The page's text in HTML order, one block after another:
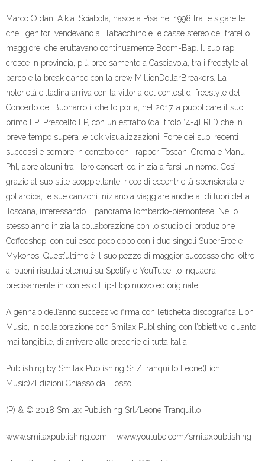
Marco Oldani A.k.a. Sciabola, nasce a Pisa nel 1998 tra le sigarette
che i genitori vendevano al Tabacchino e le casse stereo del fratello
maggiore, che eruttavano continuamente Boom-Bap. Il suo rap
cresce in provincia, più precisamente a Casciavola, tra i freestyle al
parco e la break dance con la crew MillionDollarBreakers. La
notorietà cittadina arriva con la vittoria del contest di freestyle del
Concerto dei Buonarroti, che lo porta, nel 2017, a pubblicare il suo
primo EP: Prescelto EP, con un estratto (dal titolo “4-4ERE”) che in
breve tempo supera le 10k visualizzazioni. Forte dei suoi recenti
successi e sempre in contatto con i rapper Toscani Crema e Manu
Phl, apre alcuni tra i loro concerti ed inizia a farsi un nome. Così,
grazie al suo stile scoppiettante, ricco di eccentricità spensierata e
goliardica, le sue canzoni iniziano a viaggiare anche al di fuori della
Toscana, interessando il panorama lombardo-piemontese. Nello
stesso anno inizia la collaborazione con lo studio di produzione
Coffeeshop, con cui esce poco dopo con i due singoli SuperEroe e
Mykonos. Quest’ultimo è il suo pezzo di maggior successo che, oltre
ai buoni risultati ottenuti su Spotify e YouTube, lo inquadra
precisamente in contesto Hip-Hop nuovo ed originale.
A gennaio dell’anno successivo firma con l’etichetta discografica Lion
Music, in collaborazione con Smilax Publishing con l’obiettivo, quanto
mai tangibile, di arrivare alle orecchie di tutta Italia.
Publishing by Smilax Publishing Srl/Tranquillo Leone(Lion
Music)/Edizioni Chiasso dal Fosso
(P) & © 2018 Smilax Publishing Srl/Leone Tranquillo
www.smilaxpublishing.com – www.youtube.com/smilaxpublishing